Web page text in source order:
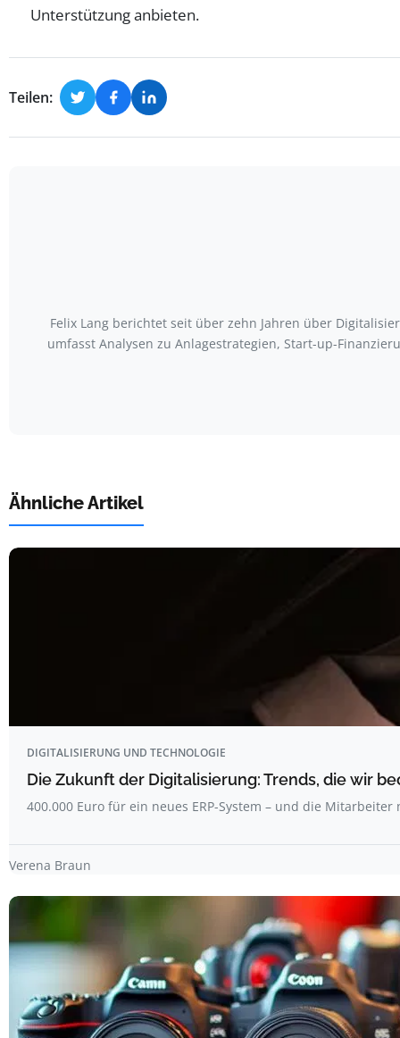
Unterstützung anbieten.
Teilen:
Felix Lang berichtet seit über zehn Jahren über
umfasst Analysen zu Anlagestrategien, Start-up-
Ähnliche Artikel
DIGITALISIERUNG UND TECHNOLOGIE
Die Zukunft der Digitalisierung: Trends, die wir
400.000 Euro für ein neues ERP-System – und die
Verena Braun